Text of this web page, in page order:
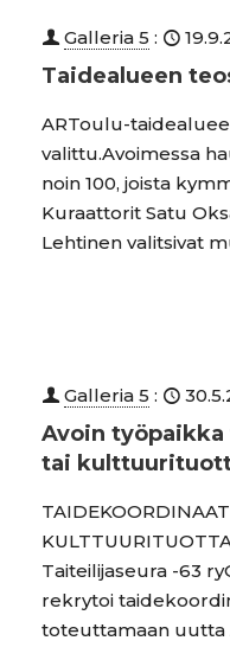
Galleria 5 :
Taidealueen
ARToulu-
valittu.Avoimessa
noin 100, joista
Kuraattorit Satu
Lehtinen valitsivat
Galleria 5 :
Avoin
tai
Taiteilijaseura -63
rekrytoi
toteuttamaan uutta